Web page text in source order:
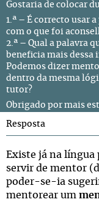
Gostaria de colocar
1.ª – É correcto usar
com o que foi
2.ª – Qual a palavra
beneficia mais
Podemos dizer
dentro da mesma
tutor?
Obrigado por mais
Resposta
Existe já na língua
servir de mentor
poder-se-ia
mentorear um